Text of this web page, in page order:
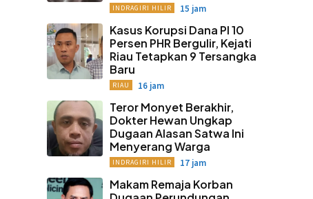
INDRAGIRI HILIR 15 jam
Kasus Korupsi Dana PI 10
Persen PHR Bergulir, Kejati
Riau Tetapkan 9 Tersangka
Baru
RIAU 16 jam
Teror Monyet Berakhir,
Dokter Hewan Ungkap
Dugaan Alasan Satwa Ini
Menyerang Warga
INDRAGIRI HILIR 17 jam
Makam Remaja Korban